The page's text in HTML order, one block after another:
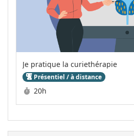
Je pratique la curiethérapie
Présentiel / à distance
Durée :
20h